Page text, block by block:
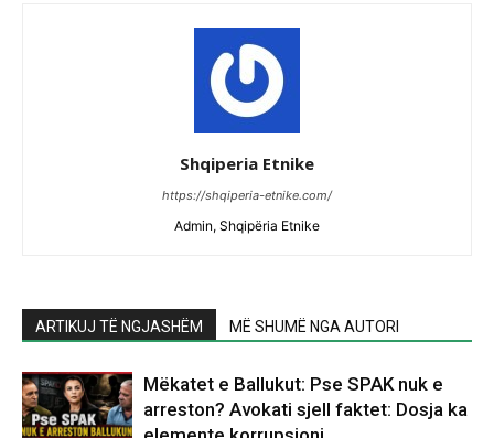
Shqiperia Etnike
https://shqiperia-etnike.com/
Admin, Shqipëria Etnike
ARTIKUJ TË NGJASHËM MË SHUMË NGA AUTORI
Mëkatet e Ballukut: Pse SPAK nuk e
arreston? Avokati sjell faktet: Dosja ka